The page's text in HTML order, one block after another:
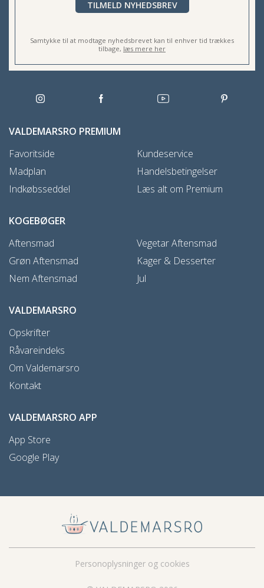
TILMELD NYHEDSBREV
Samtykke til at modtage nyhedsbrevet kan til enhver tid trækkes
tilbage, læs mere her
VALDEMARSRO PREMIUM
Favoritside
Madplan
Indkøbsseddel
Kundeservice
Handelsbetingelser
Læs alt om Premium
KOGEBØGER
Aftensmad
Grøn Aftensmad
Nem Aftensmad
Vegetar Aftensmad
Kager & Desserter
Jul
VALDEMARSRO
Opskrifter
Råvareindeks
Om Valdemarsro
Kontakt
VALDEMARSRO APP
App Store
Google Play
Personoplysninger og cookies